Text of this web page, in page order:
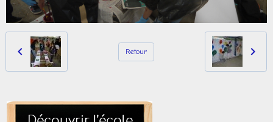
Retour